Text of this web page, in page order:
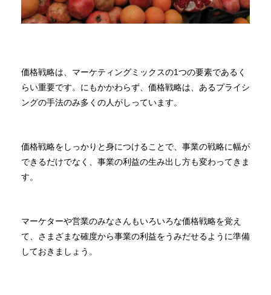
価格戦略は、マーケティングミックスの1つの要素であるく
らい重要です。にもかかわらず、価格戦略は、あるプライシ
ングの手法のみ多くの人がしっています。
価格戦略をしっかりと身につけることで、事業の戦略に幅が
できるだけでなく、事業の利益の生み出し方も変わってきま
す。
マーケターや営業のみなさんもいろいろな価格戦略を覚え
て、さまざまな確度から事業の利益をうみだせるように準備
しておきましょう。